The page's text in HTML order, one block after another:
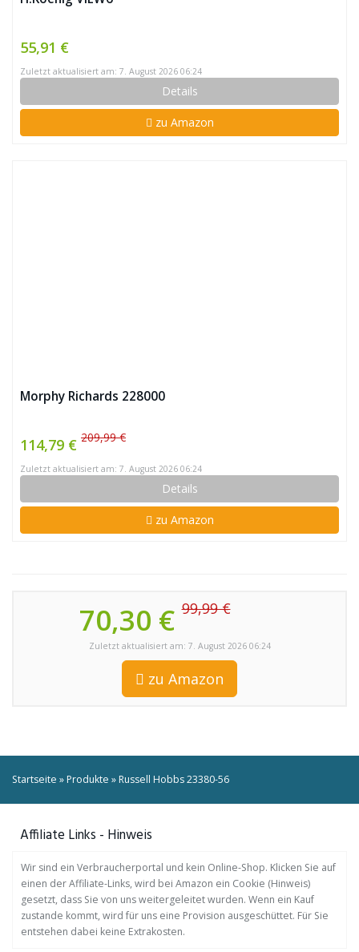
55,91 €
Zuletzt aktualisiert am: 7. August 2026 06:24
Details
zu Amazon
Morphy Richards 228000
114,79 € 209,99 €
Zuletzt aktualisiert am: 7. August 2026 06:24
Details
zu Amazon
70,30 €99,99 €
Zuletzt aktualisiert am: 7. August 2026 06:24
zu Amazon
Startseite »Produkte »Russell Hobbs 23380-56
Affiliate Links - Hinweis
Wir sind ein Verbraucherportal und kein Online-Shop. Klicken Sie auf
einen der Affiliate-Links, wird bei Amazon ein Cookie (Hinweis)
gesetzt, dass Sie von uns weitergeleitet wurden. Wenn ein Kauf
zustande kommt, wird für uns eine Provision ausgeschüttet. Für Sie
entstehen dabei keine Extrakosten.